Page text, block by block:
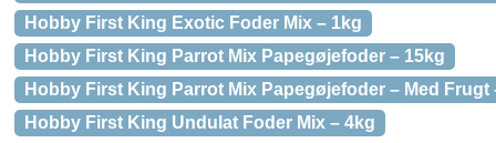
Hobby First King Exotic Foder Mix – 1kg
Hobby First King Parrot Mix Papegøjefoder – 15kg
Hobby First King Parrot Mix Papegøjefoder – Med Frugt
Hobby First King Undulat Foder Mix – 4kg